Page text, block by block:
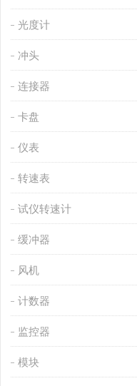
光度计
冲头
连接器
卡盘
仪表
转速表
试仪转速计
缓冲器
风机
计数器
监控器
模块